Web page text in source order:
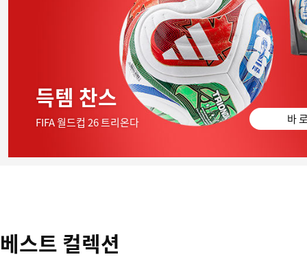
득템 찬스
FIFA 월드컵 26 트리온다 바
베스트 컬렉션